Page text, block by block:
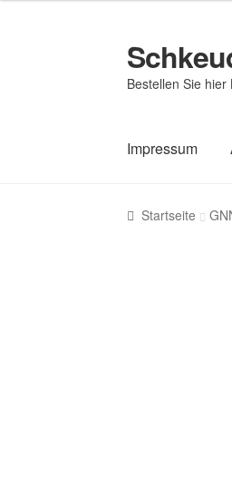
Zur
Navigation
springen
Zum
Inhalt
springen
Bestellen Sie
Impressum
Startseite